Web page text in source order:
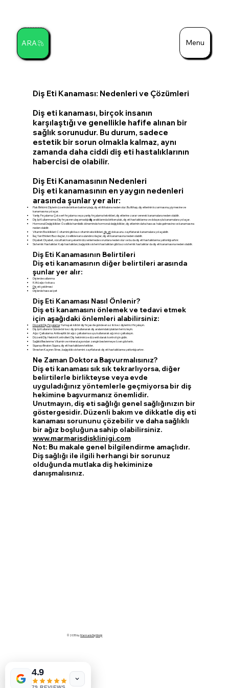
Menu
ARA
Diş Eti Kanaması: Nedenleri ve Çözümleri
Diş eti kanaması, birçok insanın
karşılaştığı ve genellikle hafife alınan bir
sağlık sorunudur. Bu durum, sadece
estetik bir sorun olmakla kalmaz, aynı
zamanda daha ciddi diş eti hastalıklarının
habercisi de olabilir.
Diş Eti Kanamasının Nedenleri
Diş eti kanamasının en yaygın nedenleri
arasında şunlar yer alır:
Plak Birikimi: Dişlerin üzerinde biriken bakteri plağı, diş eti iltihabına neden olur. Bu iltihap, diş etlerinin kızarmasına, şişmesine ve
kanamasına yol açar.
Yanlış Fırçalama: Çok sert fırçalama veya yanlış fırçalama teknikleri, diş etlerine zarar vererek kanamalara neden olabilir.
Diş İpi Kullanmama: Diş fırçasının ulaşamadığıdiş aralıklarında biriken plak, diş eti hastalıklarına ve dolayısıyla kanamalara yol açar.
Hormonal Değişiklikler: Özellikle hamilelik döneminde hormonal değişiklikler, diş etlerinin daha hassas hale gelmesine ve kanamasına
neden olabilir.
Vitamin Eksiklikleri: C vitamini gibi bazı vitamin eksiklikleri, diş etidokusunu zayıflatarak kanamalara yol açabilir.
İlaç Yan Etkileri: Bazı ilaçlar, özellikle kan sulandırıcı ilaçlar, diş eti kanamasına neden olabilir.
Diyabet: Diyabet, vücuttaki kan şekerini düzenlemede sorunlara neden olur ve bu da diş eti hastalıklarına yatkınlığı artırır.
Sistemik Hastalıklar: Kalp hastalıkları, bağışıklık sistemi hastalıkları gibi bazı sistemik hastalıklar da diş eti kanamasına neden olabilir.
Diş Eti Kanamasının Belirtileri
Diş eti kanamasının diğer belirtileri arasında
şunlar yer alır:
Dişlerde sallanma
Kötü ağız kokusu
Diş eti çekilmesi
Dişlerde hassasiyet
Diş Eti Kanaması Nasıl Önlenir?
Diş eti kanamasını önlemek ve tedavi etmek
için aşağıdaki önlemleri alabilirsiniz:
Düzenli Diş Fırçalama: Yumuşak kıllı bir diş fırçası ile günde en az iki kez dişlerinizi fırçalayın.
Diş İpi Kullanımı: Günde bir kez diş ipi kullanarak diş aralarındaki plakları temizleyin.
Ağız Çalkalama: Antiseptik bir ağız çalkalama suyu kullanarak ağzınızı çalkalayın.
Düzenli Diş Hekimi Kontrolleri: Diş hekiminize düzenli olarak kontrol için gidin.
Sağlıklı Beslenme: Vitamin ve mineral açısından zengin beslenmeye özen gösterin.
Sigarayı Bırakın: Sigara, diş eti hastalıklarını tetikler.
Stresten Kaçının: Stres, bağışıklık sistemini zayıflatarak diş eti hastalıklarına yatkınlığı artırır.
Ne Zaman Doktora Başvurmalısınız?
Diş eti kanaması sık sık tekrarlıyorsa, diğer
belirtilerle birlikteyse veya evde
uyguladığınız yöntemlerle geçmiyorsa bir diş
hekimine başvurmanız önemlidir.
Unutmayın, diş eti sağlığı genel sağlığınızın bir
göstergesidir. Düzenli bakım ve dikkatle diş eti
kanaması sorununu çözebilir ve daha sağlıklı
bir ağız boşluğuna sahip olabilirsiniz.
www.marmarisdisklinigi.com
Not: Bu makale genel bilgilendirme amaçlıdır.
Diş sağlığı ile ilgili herhangi bir sorunuz
olduğunda mutlaka diş hekiminize
danışmalısınız.
© 2035 byMarmaris Diş Kliniği
4.9